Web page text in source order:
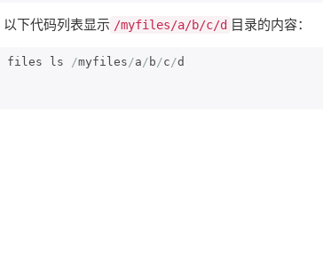
以下代码列表显示 /myfiles/a/b/c/d 目录的内容：
files ls /myfiles /a / b /c /d